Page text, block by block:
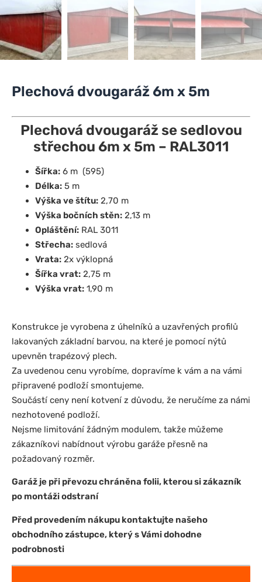
Plechová dvougaráž 6m x 5m
Plechová dvougaráž se sedlovou
střechou 6m x 5m – RAL3011
Šířka: 6 m (595)
Délka: 5 m
Výška ve štítu: 2,70 m
Výška bočních stěn: 2,13 m
Opláštění: RAL 3011
Střecha: sedlová
Vrata: 2x výklopná
Šířka vrat: 2,75 m
Výška vrat: 1,90 m
Konstrukce je vyrobena z úhelníků a uzavřených profilů
lakovaných základní barvou, na které je pomocí nýtů
upevněn trapézový plech.
Za uvedenou cenu vyrobíme, dopravíme k vám a na vámi
připravené podloží smontujeme.
Součástí ceny není kotvení z důvodu, že neručíme za námi
nezhotovené podloží.
Nejsme limitování žádným modulem, takže můžeme
zákazníkovi nabídnout výrobu garáže přesně na
požadovaný rozměr.
Garáž je při převozu chráněna folii, kterou si zákazník
po montáži odstraní
Před provedením nákupu kontaktujte našeho
obchodního zástupce, který s Vámi dohodne
podrobnosti